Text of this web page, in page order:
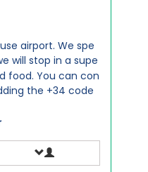
airport. We spe
will stop in a supe
food. You can con
the +34 code